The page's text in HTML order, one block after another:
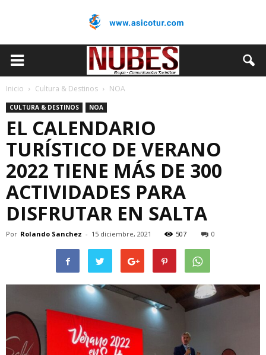
Inicio Cultura & Destinos NOA
CULTURA & DESTINOS NOA
EL CALENDARIO
TURÍSTICO DE VERANO
2022 TIENE MÁS DE 300
ACTIVIDADES PARA
DISFRUTAR EN SALTA
Por Rolando Sanchez - 15 diciembre, 2021 507 0